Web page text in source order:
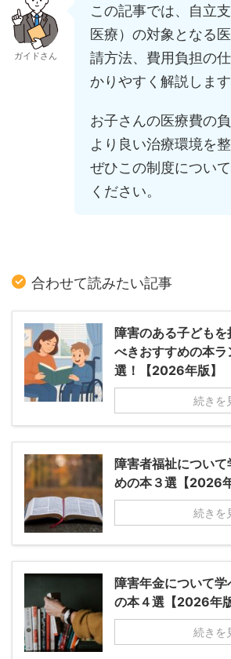
ガイドさん
この記事では、自立
医療）の対象となる
請方法、費用負担の
かりやすく解説します
お子さんの医療費の負
より良い治療環境を整
ぜひこの制度につい
ください。
合わせて読みたい記事
障害のある子ども
べきおすすめの本ラ
選！【2026年版】
続きを
障害者福祉につい
めの本３選【2026年
続きを
障害年金について
の本４選【2026年版
続きを